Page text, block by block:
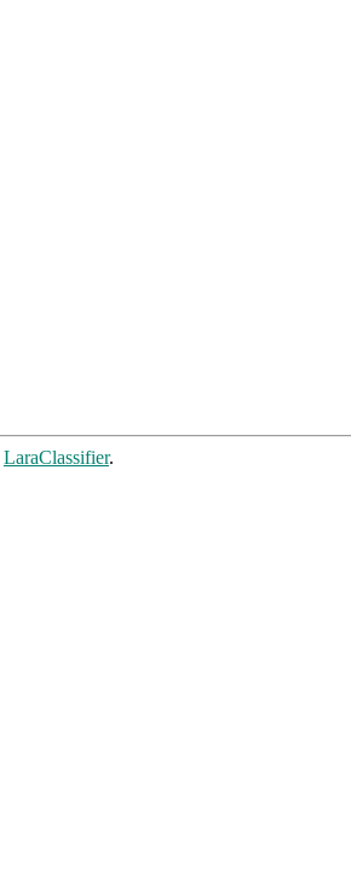
LaraClassifier.